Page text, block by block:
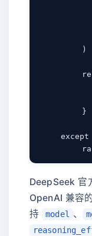
        )
        }
except
DeepSeek 官
OpenAI 兼容
持
model 、